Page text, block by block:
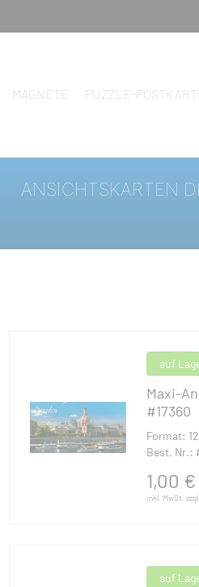
MAGNETE PUZZLE-
ANSICHTSKARTEN
auf
Maxi-
#17360
Format:
Best. Nr.:
1,00 €
inkl. MwSt.
auf